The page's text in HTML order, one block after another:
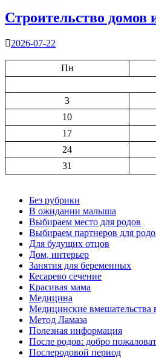
Строительство домов
2026-07-22
Пн
3
10
17
24
31
Без рубрики
В ожидании малыша
Выбираем место для родов
Выбираем партнеров для
Для будущих отцов
Дом, интерьер
Занятия для беременных
Кесарево сечение
Красивая мама
Медицина
Медицинские вмешательства
Метод Ламаза
Полезная информация
После родов: добро
Послеродовой период